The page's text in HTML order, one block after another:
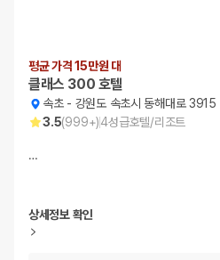
평균 가격 15만원 대
클래스 300 호텔
속초- 강원도 속초시 동해대로 3915
3.5(999+)4성급호텔/리조트
…
상세정보 확인